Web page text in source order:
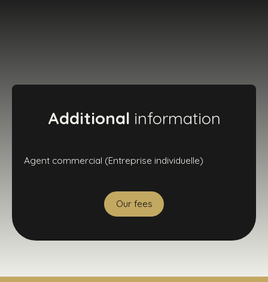
Additional information
Agent commercial (Entreprise individuelle)
Our fees